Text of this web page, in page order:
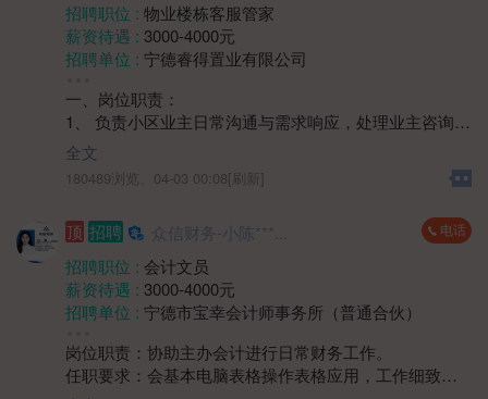
招聘职位 : 物业楼栋客服管家
薪资待遇 : 3000-4000元
招聘单位 : 宁德睿得置业有限公司
性别要求 :性别不限
年龄要求 :年龄不限
学历要求 :
工作经验 :
经验不限
一、岗位职责：
1、 负责小区业主日常沟通与需求响应，处理业主咨询、
投诉及报修协调工作；
2、 维护小区公共区域秩序，协助监督环境卫生、绿化养
护等日常服务质量；
3、 协助组织小区社区活动，提升业主居住满意度，建立
良好邻里关系；
4、 负责楼宇巡查，记录装修期间业主违规情况及公共设
施异常情况等，及时对接维修部门处理。
二、岗位要求：
1、 中专及以上学历，身体健康，具有1年以上物业楼管
或相关服务岗位工作经验优先；
2、具备良好的沟通表达与协调能力，能耐心解答业主问
全文
180489浏览、 04-03 00:08[刷新]
顶 招聘 众信财务-小陈***... 电话
招聘职位 : 会计文员
薪资待遇 : 3000-4000元
招聘单位 : 宁德市宝幸会计师事务所（普通合伙）
性别要求 : 女
年龄要求 : 40岁以下
岗位职责：协助主办会计进行日常财务工作。
任职要求：会基本电脑表格操作表格应用，工作细致、